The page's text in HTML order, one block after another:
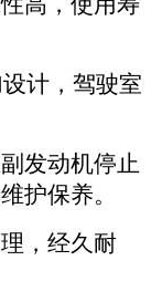
计，驾驶室
发动机停止
护保养。
，经久耐